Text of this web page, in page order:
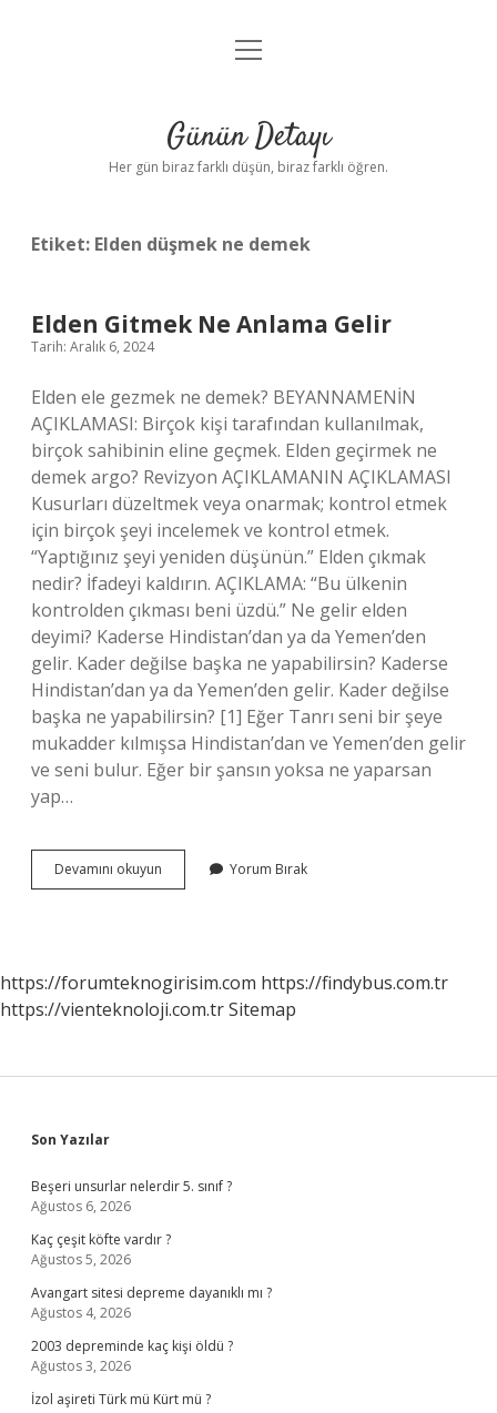
Anasayfa
Yasal Uyarı
menüyü
Günün Detayı
Her gün biraz farklı düşün, biraz farklı öğren.
Etiket: Elden düşmek ne demek
Elden Gitmek Ne Anlama Gelir
Tarih: Aralık 6, 2024
Elden ele gezmek ne demek? BEYANNAMENİN
AÇIKLAMASI: Birçok kişi tarafından kullanılmak,
birçok sahibinin eline geçmek. Elden geçirmek ne
demek argo? Revizyon AÇIKLAMANIN AÇIKLAMASI
Kusurları düzeltmek veya onarmak; kontrol etmek
için birçok şeyi incelemek ve kontrol etmek.
“Yaptığınız şeyi yeniden düşünün.” Elden çıkmak
nedir? İfadeyi kaldırın. AÇIKLAMA: “Bu ülkenin
kontrolden çıkması beni üzdü.” Ne gelir elden
deyimi? Kaderse Hindistan’dan ya da Yemen’den
gelir. Kader değilse başka ne yapabilirsin? Kaderse
Hindistan’dan ya da Yemen’den gelir. Kader değilse
başka ne yapabilirsin? [1] Eğer Tanrı seni bir şeye
mukadder kılmışsa Hindistan’dan ve Yemen’den gelir
ve seni bulur. Eğer bir şansın yoksa ne yaparsan
yap…
Devamını okuyun
Gitmek
Yorum Bırak
https://forumteknogirisim.com https://findybus.com.tr
https://vienteknoloji.com.trSitemap
Sidebar
Son Yazılar
Beşeri unsurlar nelerdir 5. sınıf ?
Ağustos 6, 2026
Kaç çeşit köfte vardır ?
Ağustos 5, 2026
Avangart sitesi depreme dayanıklı mı ?
Ağustos 4, 2026
2003 depreminde kaç kişi öldü ?
Ağustos 3, 2026
İzol aşireti Türk mü Kürt mü ?